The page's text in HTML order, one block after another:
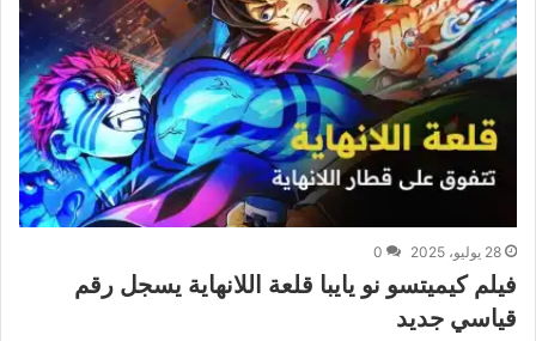
28 يوليو، 2025 0
فيلم كيميتسو نو يايبا قلعة اللانهاية يسجل رقم
قياسي جديد